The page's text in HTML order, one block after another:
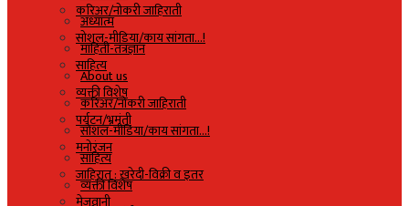
करिअर/नोकरी जाहिराती
सोशल-मीडिया/काय सांगता…!
साहित्य
व्यक्ती विशेष
पर्यटन/भ्रमंती
मनोरंजन
जाहिरात : खरेदी-विक्री व इतर
अध्यात्म
माहिती-तंत्रज्ञान
About us
करिअर/नोकरी जाहिराती
सोशल-मीडिया/काय सांगता…!
साहित्य
व्यक्ती विशेष